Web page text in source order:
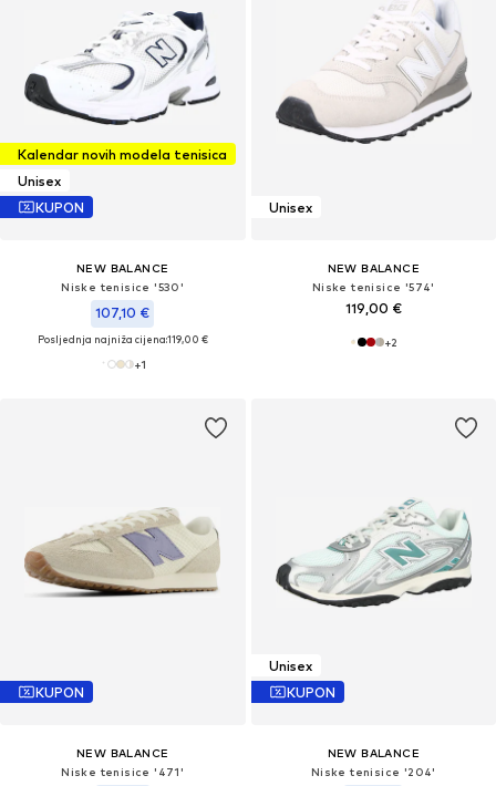
Kalendar novih modela tenisica
Unisex
KUPON
NEW BALANCE
Niske tenisice '530'
107,10 €
Posljednja najniža cijena:119,00 €
+1
Unisex
NEW BALANCE
Niske tenisice '574'
119,00 €
+2
KUPON
NEW BALANCE
Niske tenisice '471'
Unisex
KUPON
NEW BALANCE
Niske tenisice '204'